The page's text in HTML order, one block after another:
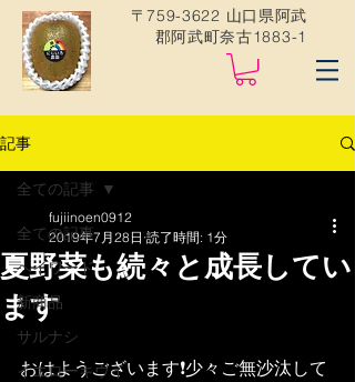
〒759-3622 山口県阿武
郡阿武町奈古1883-1
記事
全ての記事
ヘイワード
新商品
サルナシ
イエローキウイ
全ての記事
夏野菜も続々と成長してい
ます
fujiinoen0912
2019年7月28日 読了時間: 1分
おはようございます❗️少々ご無沙汰して